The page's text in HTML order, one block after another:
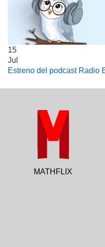
15
Jul
Estreno del podcast Radio
MATHFLIX